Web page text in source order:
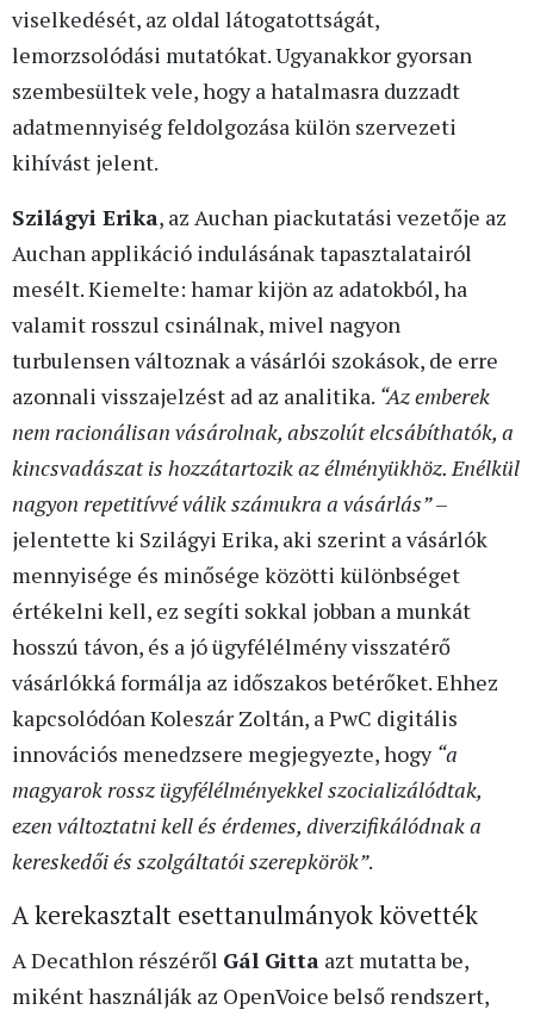
viselkedését, az oldal látogatottságát,
lemorzsolódási mutatókat. Ugyanakkor gyorsan
szembesültek vele, hogy a hatalmasra duzzadt
adatmennyiség feldolgozása külön szervezeti
kihívást jelent.
Szilágyi Erika, az Auchan piackutatási vezetője az
Auchan applikáció indulásának tapasztalatairól
mesélt. Kiemelte: hamar kijön az adatokból, ha
valamit rosszul csinálnak, mivel nagyon
turbulensen változnak a vásárlói szokások, de erre
azonnali visszajelzést ad az analitika. “Az emberek
nem racionálisan vásárolnak, abszolút elcsábíthatók, a
kincsvadászat is hozzátartozik az élményükhöz. Enélkül
nagyon repetitívvé válik számukra a vásárlás”–
jelentette ki Szilágyi Erika, aki szerint a vásárlók
mennyisége és minősége közötti különbséget
értékelni kell, ez segíti sokkal jobban a munkát
hosszú távon, és a jó ügyfélélmény visszatérő
vásárlókká formálja az időszakos betérőket. Ehhez
kapcsolódóan Koleszár Zoltán, a PwC digitális
innovációs menedzsere megjegyezte, hogy “a
magyarok rossz ügyfélélményekkel szocializálódtak,
ezen változtatni kell és érdemes, diverzifikálódnak a
kereskedői és szolgáltatói szerepkörök”.
A kerekasztalt esettanulmányok követték
A Decathlon részéről Gál Gitta azt mutatta be,
miként használják az OpenVoice belső rendszert,